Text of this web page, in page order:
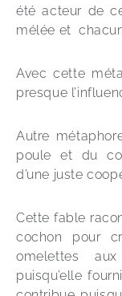
été acteur de
mélée et
Avec cette
presque
Autre
poule et du
d’une juste
Cette fable
cochon pour
omelettes
puisqu’elle